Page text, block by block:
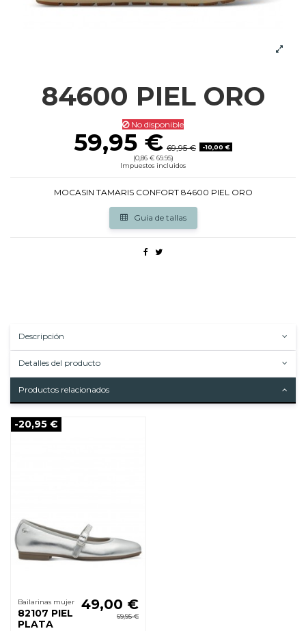
84600 PIEL ORO
No disponible
59,95 € 69,95 €
-10,00 €
(0,86 € 69.95)
Impuestos incluidos
MOCASIN TAMARIS CONFORT 84600 PIEL ORO
Guia de tallas
Descripción
Detalles del producto
Productos relacionados
-20,95 €
Bailarinas mujer
82107 PIEL
PLATA
49,00 €
69,95 €